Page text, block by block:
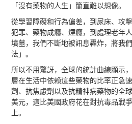
「沒有藥物的人生」簡直難以想像。
從學習障礙和行為偏差，到尿床、攻
犯罪、藥物成癮、煙癮，到處理老年
墳墓，我們不斷地被訊息轟炸，將我
法」。
所以不用驚訝，全球的統計曲線顯示
層在生活中依賴這些藥物的比率正急
劑、抗焦慮劑以及抗精神病藥物的全
美元，這比美國政府花在對抗毒品戰
上。